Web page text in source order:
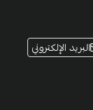
البريد الإلكتروني